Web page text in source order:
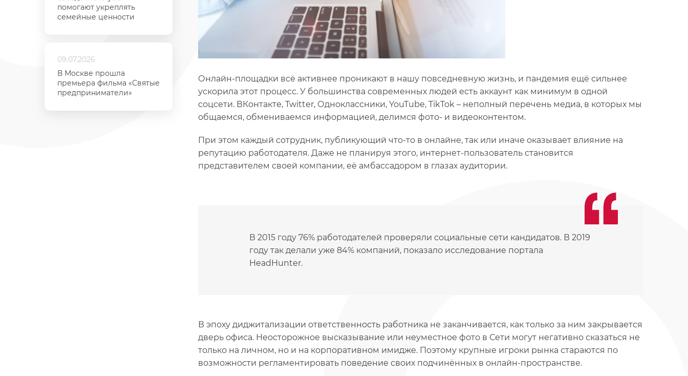
помогают укреплять
семейные ценности
09.07.2026
В Москве прошла
премьера фильма «Святые
предприниматели»
Онлайн-площадки всё активнее проникают в нашу повседневную жизнь, и пандемия ещё сильнее
ускорила этот процесс. У большинства современных людей есть аккаунт как минимум в одной
соцсети. ВКонтакте, Twitter, Одноклассники, YouTube, TikTok – неполный перечень медиа, в которых мы
общаемся, обмениваемся информацией, делимся фото- и видеоконтентом.
При этом каждый сотрудник, публикующий что-то в онлайне, так или иначе оказывает влияние на
репутацию работодателя. Даже не планируя этого, интернет-пользователь становится
представителем своей компании, её амбассадором в глазах аудитории.
В 2015 году 76% работодателей проверяли социальные сети кандидатов. В 2019
году так делали уже 84% компаний, показало исследование портала
HeadHunter.
В эпоху диджитализации ответственность работника не заканчивается, как только за ним закрывается
дверь офиса. Неосторожное высказывание или неуместное фото в Сети могут негативно сказаться не
только на личном, но и на корпоративном имидже. Поэтому крупные игроки рынка стараются по
возможности регламентировать поведение своих подчинённых в онлайн-пространстве.